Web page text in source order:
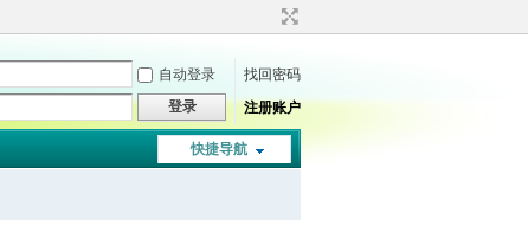
自动登录
找回密码
登录 注册账户
快捷导航